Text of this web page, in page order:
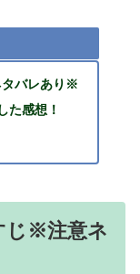
バレあり※
た感想！
じ※注意ネ